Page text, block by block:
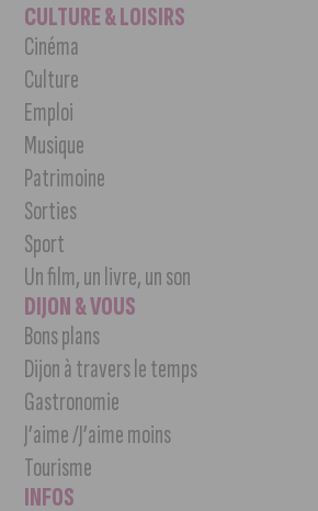
CULTURE & LOISIRS
Cinéma
Culture
Emploi
Musique
Patrimoine
Sorties
Sport
Un film, un livre, un son
DIJON & VOUS
Bons plans
Dijon à travers le temps
Gastronomie
J’aime /J’aime moins
Tourisme
INFOS